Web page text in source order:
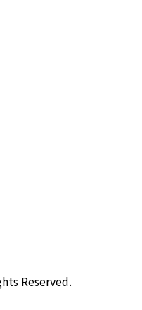
Reserved.